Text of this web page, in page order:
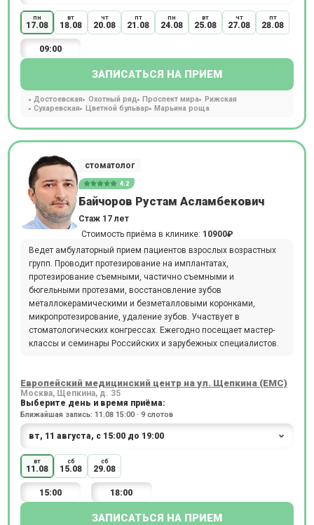
пн
17.08
вт
18.08
чт
20.08
пт
21.08
пн
24.08
вт
25.08
чт
27.08
пт
28.08
09:00
ЗАПИСАТЬСЯ НА ПРИЕМ
Достоевская Охотный ряд Проспект мира
Рижская
Сухаревская
Цветной бульвар Марьина роща
стоматолог
4.2
Байчоров Рустам Асламбекович
Стаж 17 лет
Стоимость приёма в клинике: 10900₽
Ведет амбулаторный прием пациентов взрослых возрастных
групп. Проводит протезирование на имплантатах,
протезирование съемными, частично съемными и
бюгельными протезами, восстановление зубов
металлокерамическими и безметалловыми коронками,
микропротезирование, удаление зубов. Участвует в
стоматологических конгрессах. Ежегодно посещает мастер-
классы и семинары Российских и зарубежных специалистов.
Европейский медицинский центр на ул. Щепкина (ЕМС)
Москва, Щепкина, д. 35
Выберите день и время приёма:
Ближайшая запись: 11.08 15:00 · 9 слотов
вт
11.08
сб
15.08
сб
29.08
15:00 18:00
ЗАПИСАТЬСЯ НА ПРИЕМ